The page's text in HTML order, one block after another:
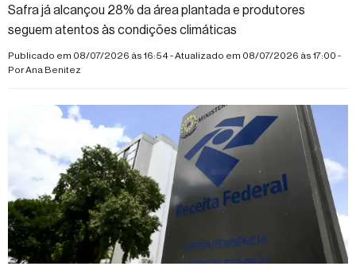
Safra já alcançou 28% da área plantada e produtores
seguem atentos às condições climáticas
Publicado em 08/07/2026 às 16:54 - Atualizado em 08/07/2026 às 17:00 -
PorAna Benitez